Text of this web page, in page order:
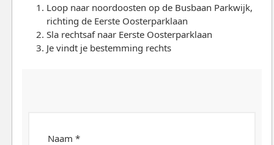
Loop naar noordoosten op de Busbaan Parkwijk,
richting de Eerste Oosterparklaan
Sla rechtsaf naar Eerste Oosterparklaan
Je vindt je bestemming rechts
Naam *